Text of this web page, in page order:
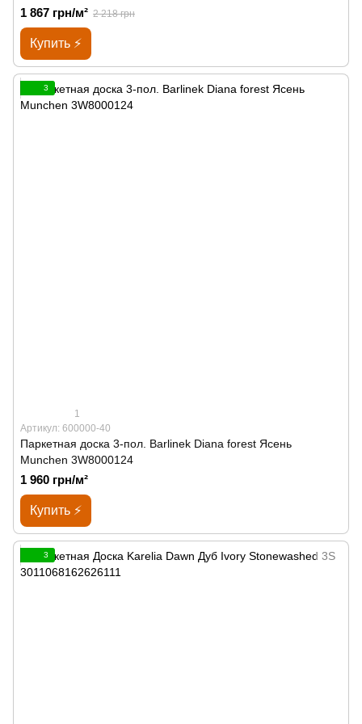
1 867 грн/м² 2 218 грн
Купить ⚡
3
1
Артикул: 600000-40
Паркетная доска 3-пол. Barlinek Diana forest Ясень
Munchen 3W8000124
1 960 грн/м²
Купить ⚡
3